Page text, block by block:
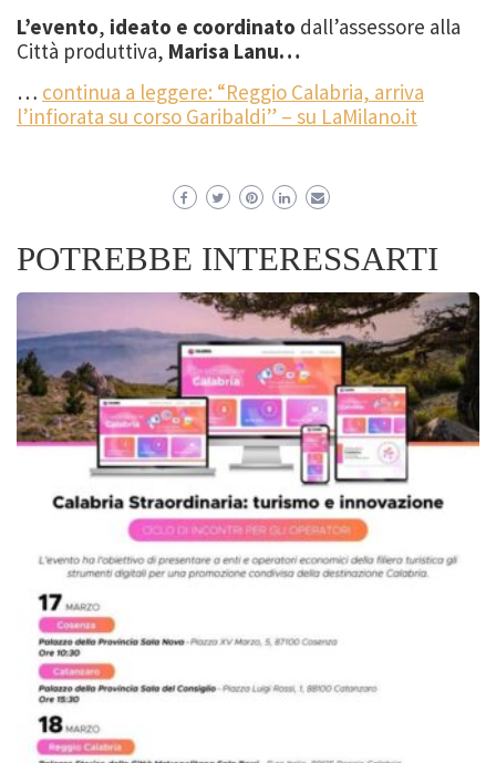
L’evento, ideato e coordinato dall’assessore alla
Città produttiva, Marisa Lanu…
… continua a leggere: “Reggio Calabria, arriva
l’infiorata su corso Garibaldi” – su LaMilano.it
POTREBBE INTERESSARTI